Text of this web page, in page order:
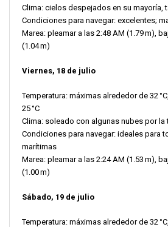
Clima: cielos despejados en su mayoría,
Condiciones para navegar: excelentes;
Marea: pleamar a las 2:48 AM (1.79 m),
(1.04 m)
Viernes, 18 de julio
Temperatura: máximas alrededor de 32
25 °C
Clima: soleado con algunas nubes por la
Condiciones para navegar: ideales para
marítimas
Marea: pleamar a las 2:24 AM (1.53 m),
(1.00 m)
Sábado, 19 de julio
Temperatura: máximas alrededor de 32